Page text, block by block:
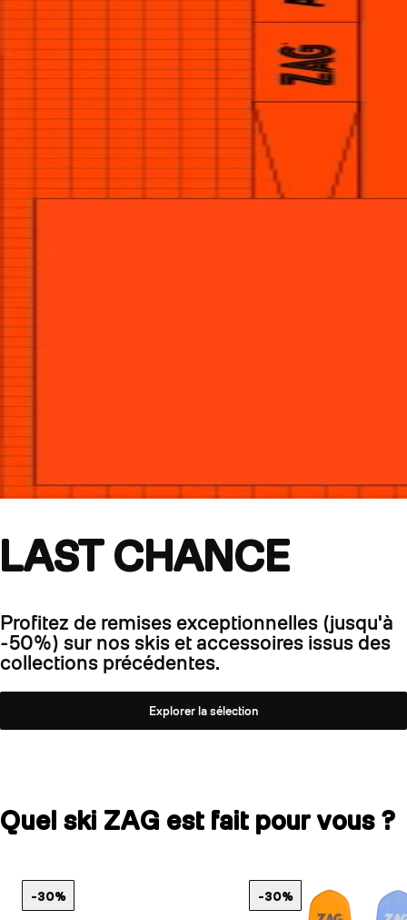
LAST CHANCE
Profitez de remises exceptionnelles (jusqu'à
-50%) sur nos skis et accessoires issus des
collections précédentes.
Explorer la sélection
Quel ski ZAG est fait pour vous ?
-30% -30%